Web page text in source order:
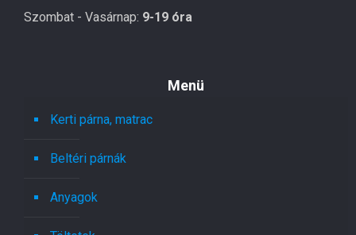
Szombat - Vasárnap: 9-19 óra
Menü
Kerti párna, matrac
Beltéri párnák
Anyagok